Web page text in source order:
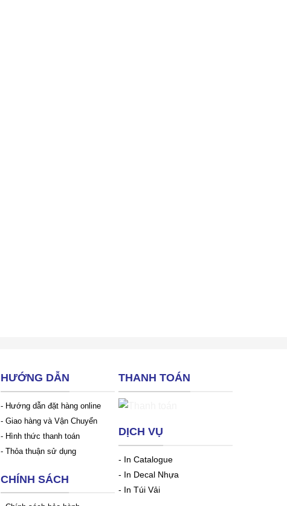
HƯỚNG DẪN
- Hướng dẫn đặt hàng online
- Giao hàng và Vận Chuyển
- Hình thức thanh toán
- Thỏa thuận sử dụng
CHÍNH SÁCH
THANH TOÁN
DỊCH VỤ
- In Catalogue
- In Decal Nhựa
- In Túi Vải